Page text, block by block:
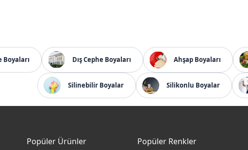
Boyaları Dış Cephe Boyaları Ahşap Boyaları
Silinebilir Boyalar Silikonlu Boyalar
Popüler Ürünler Popüler Renkler